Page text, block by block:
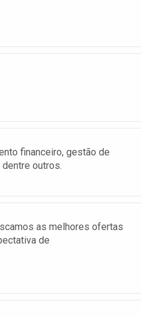
financeiro, gestão de
outros.
as melhores ofertas
de